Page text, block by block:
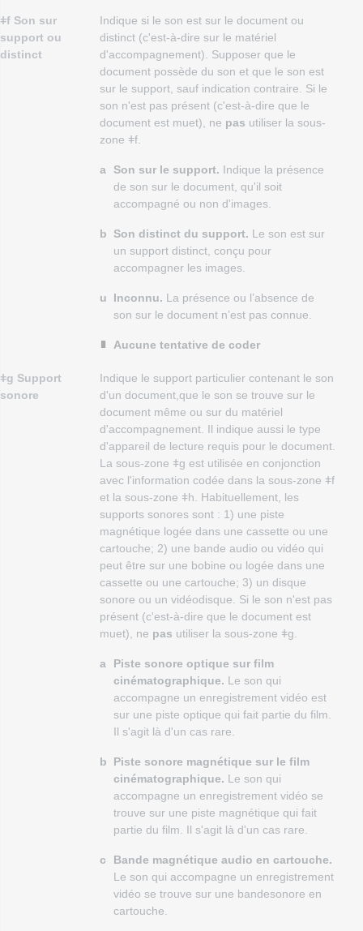
ǂf Son sur
support ou
distinct
Indique si le son est sur le document ou
distinct (c'est-à-dire sur le matériel
d'accompagnement). Supposer que le
document possède du son et que le son est
sur le support, sauf indication contraire. Si le
son n'est pas présent (c'est-à-dire que le
document est muet), ne pas utiliser la sous-
zone ǂf.
a Son sur le support. Indique la présence
de son sur le document, qu'il soit
accompagné ou non d'images.
b Son distinct du support. Le son est sur
un support distinct, conçu pour
accompagner les images.
u Inconnu. La présence ou l’absence de
son sur le document n’est pas connue.
Aucune tentative de coder
ǂg Support
sonore
Indique le support particulier contenant le son
d'un document,que le son se trouve sur le
document même ou sur du matériel
d'accompagnement. Il indique aussi le type
d'appareil de lecture requis pour le document.
La sous-zone ǂg est utilisée en conjonction
avec l'information codée dans la sous-zone ǂf
et la sous-zone ǂh. Habituellement, les
supports sonores sont : 1) une piste
magnétique logée dans une cassette ou une
cartouche; 2) une bande audio ou vidéo qui
peut être sur une bobine ou logée dans une
cassette ou une cartouche; 3) un disque
sonore ou un vidéodisque. Si le son n'est pas
présent (c'est-à-dire que le document est
muet), ne pas utiliser la sous-zone ǂg.
a
Piste sonore optique sur film
cinématographique. Le son qui
accompagne un enregistrement vidéo est
sur une piste optique qui fait partie du film.
Il s'agit là d'un cas rare.
b
Piste sonore magnétique sur le film
cinématographique. Le son qui
accompagne un enregistrement vidéo se
trouve sur une piste magnétique qui fait
partie du film. Il s'agit là d'un cas rare.
c
Bande magnétique audio en cartouche.
Le son qui accompagne un enregistrement
vidéo se trouve sur une bandesonore en
cartouche.